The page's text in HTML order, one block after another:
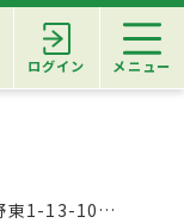
ログイン メニュー
リニックビル5F